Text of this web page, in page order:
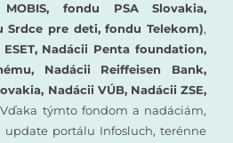
fondu PSA Slovakia,
Srdce pre deti, fondu Telekom),
Nadácii Penta foundation,
Nadácii Reiffeisen Bank,
Nadácii VÚB, Nadácii ZSE,
Vďaka týmto fondom a nadáciám,
portálu Infosluch, terénne